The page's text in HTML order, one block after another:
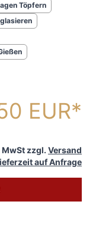
Töpfern
EUR
zzgl. Versand
auf Anfrage